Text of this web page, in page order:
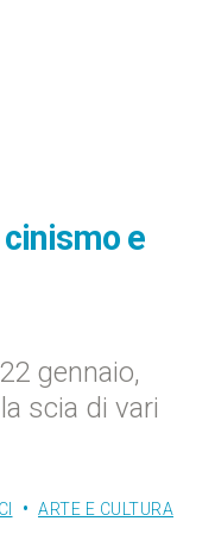
cinismo e
gennaio,
scia di vari
ARTE E CULTURA